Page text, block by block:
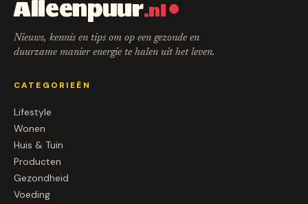
Alleenpuur.nl
Nieuws, kennis en tips om op een gezonde en
duurzame manier energie te halen uit het leven.
CATEGORIEËN
Lifestyle
Wonen
Huis & Tuin
Producten
Gezondheid
Voeding